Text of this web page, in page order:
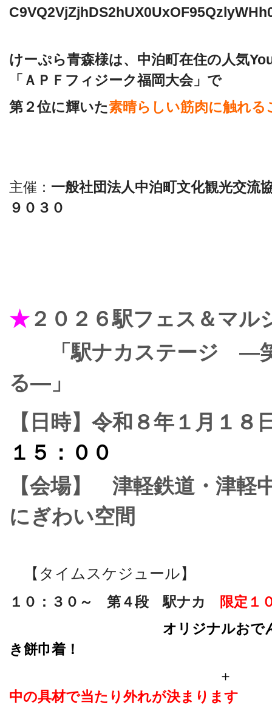
けーぷら青森様は、中泊町在住の人気
「ＡＰＦフィジーク福岡大会」で
第２位に輝いた素晴らしい筋肉に触れる
主催： 一般社団法人中泊町文化観光交
９０３０
★２０２６駅フェス＆マル
「駅ナカステージ —笑
る—」
【日時】令和８年１月１８
１５：００
【会場】 津軽鉄道・津軽
にぎわい空間
【タイムスケジュール】
１０：３０～ 第４段 駅ナカ
限定１
オリジナルお
き餅巾着！
中の具材で当たり外れが決まります